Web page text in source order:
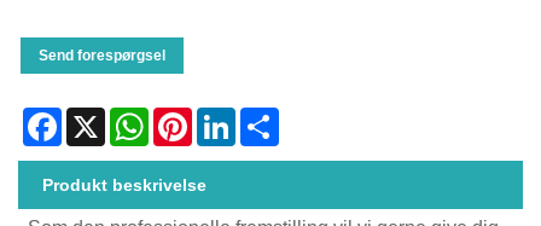
Send forespørgsel
Facebook
X WhatsAppPinterestLinkedIn
Produkt beskrivelse